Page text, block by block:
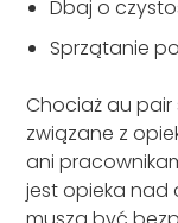
Dbaj o
Sprzątanie
Chociaż au
związane z
ani
jest opieka nad